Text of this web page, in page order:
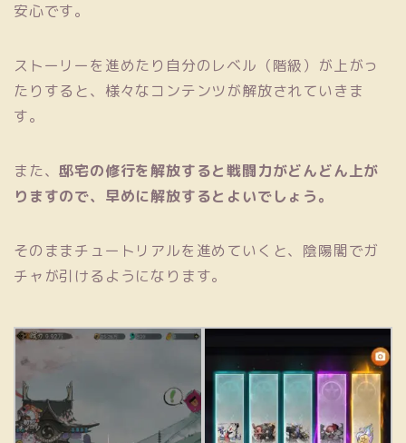
安心です。
ストーリーを進めたり自分のレベル（階級）が上がっ
たりすると、様々なコンテンツが解放されていきま
す。
また、邸宅の修行を解放すると戦闘力がどんどん上が
りますので、早めに解放するとよいでしょう。
そのままチュートリアルを進めていくと、陰陽閣でガ
チャが引けるようになります。